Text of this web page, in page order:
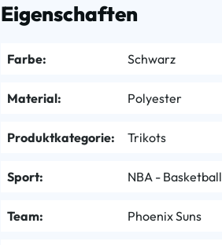
Eigenschaften
Farbe: Schwarz
Material: Polyester
Produktkategorie: Trikots
Sport: NBA - Basketball
Team: Phoenix Suns